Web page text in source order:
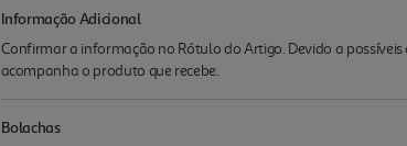
Informação Adicional
Confirmar a informação no Rótulo do Artigo. Devido a
acompanha o produto que recebe.
Bolachas